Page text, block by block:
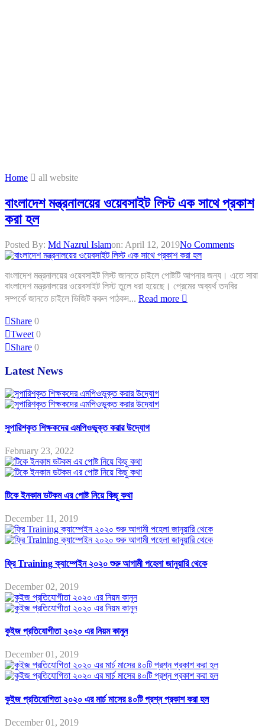
Home all website
বাংলাদেশ মন্ত্রনালয়ের ওয়েবসাইট লিস্ট এক সাথে প্রকাশ
করা হল
Posted By: Md Nazrul Islamon: April 12, 2019No Comments
বাংলাদেশ মন্ত্রনালয়ের ওয়েবসাইট লিস্ট জানতে চাইলে পোষ্টটি আপনার জন্য। এতে সারা
বাংলাদেশ মন্ত্রনালয়ের ওয়েবসাইট লিস্ট তুলে ধরা হয়েছে। প্রেমের অব্যর্থ তদবির
সম্পর্কে জানতে চাইলে ভিজিট করুন পাঠকদ... Read more
Share 0
Tweet 0
Share 0
Latest News
সুপারিশকৃত শিক্ষকদের এমপিওভুক্ত করার উদ্যোগ
February 23, 2022
টিকে ইনকাম ডটকম এর পোষ্ট নিয়ে কিছু কথা
December 11, 2019
ফ্রি Training ক্যাম্পেইন ২০২০ শুরু আগামী পহেলা জানুয়ারি থেকে
December 02, 2019
কুইজ প্রতিযোগীতা ২০২০ এর নিয়ম কানুন
December 01, 2019
কুইজ প্রতিযোগিতা ২০২০ এর মার্চ মাসের ৪০টি প্রশ্ন প্রকাশ করা হল
December 01, 2019